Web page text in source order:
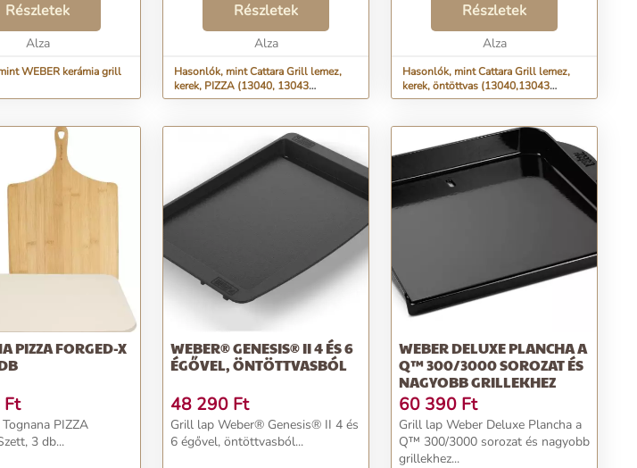
Részletek
Alza
WEBER kerámia grill
Részletek
Alza
Hasonlók, mint Cattara Grill lemez,
kerek, PIZZA (13040, 13043
grillezőkhöz)
Részletek
Alza
Hasonlók, mint Cattara Grill lemez,
kerek, öntöttvas (13040,13043
grillezőkhöz)
PIZZA FORGED-X
Ft
PIZZA
3 db...
WEBER® GENESIS® II 4 ÉS 6
ÉGŐVEL, ÖNTÖTTVASBÓL
48 290 Ft
Grill lap Weber® Genesis® II 4 és
6 égővel, öntöttvasból...
WEBER DELUXE PLANCHA A
Q™ 300/3000 SOROZAT ÉS
NAGYOBB GRILLEKHEZ
60 390 Ft
Grill lap Weber Deluxe Plancha a
Q™ 300/3000 sorozat és nagyobb
grillekhez...